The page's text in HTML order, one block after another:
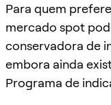
Para quem
mercado spot
conservadora de
embora ainda
Programa de